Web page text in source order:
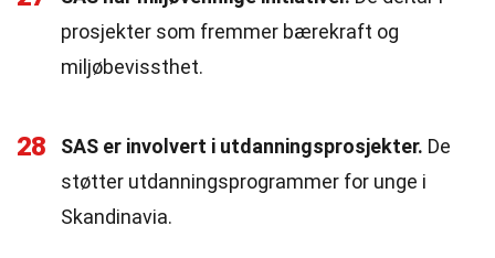
prosjekter som fremmer bærekraft og
miljøbevissthet.
28 SAS er involvert i utdanningsprosjekter. De
støtter utdanningsprogrammer for unge i
Skandinavia.